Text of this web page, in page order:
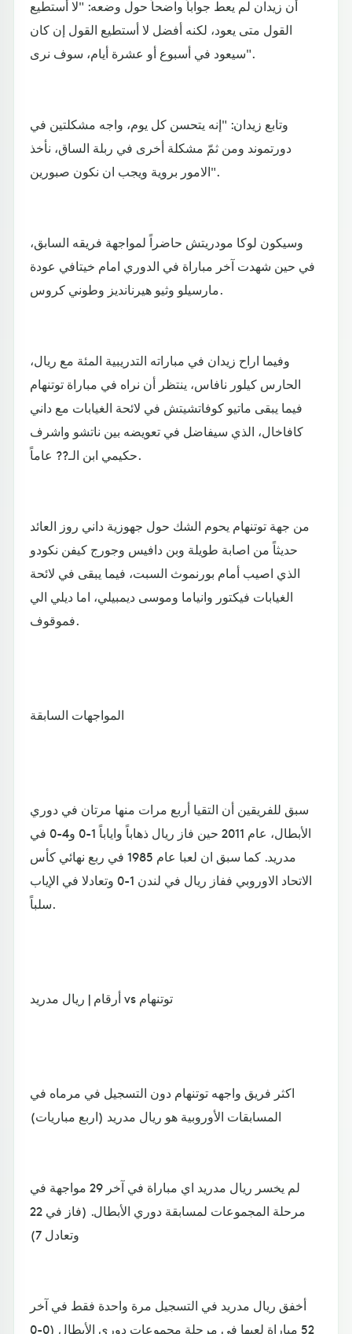
أن زيدان لم يعط جواباً واضحاً حول وضعه: "لا أستطيع
القول متى يعود، لكنه أفضل لا أستطيع القول إن كان
سيعود في أسبوع أو عشرة أيام، سوف نرى".
وتابع زيدان: "إنه يتحسن كل يوم، واجه مشكلتين في
دورتموند ومن ثمّ مشكلة أخرى في ربلة الساق، نأخذ
الامور بروية ويجب ان نكون صبورين".
وسيكون لوكا مودريتش حاضراً لمواجهة فريقه السابق،
في حين شهدت آخر مباراة في الدوري امام خيتافي عودة
مارسيلو وثيو هيرنانديز وطوني كروس.
وفيما اراح زيدان في مباراته التدريبية المئة مع ريال،
الحارس كيلور نافاس، ينتظر أن نراه في مباراة توتنهام
فيما يبقى ماتيو كوفاتشيتش في لائحة الغيابات مع داني
كافاخال، الذي سيفاضل في تعويضه بين ناتشو واشرف
حكيمي ابن الـ?? عاماً.
من جهة توتنهام يحوم الشك حول جهوزية داني روز العائد
حديثاً من اصابة طويلة وبن دافيس وجورج كيفن نكودو
الذي اصيب أمام بورنموث السبت، فيما يبقى في لائحة
الغيابات فيكتور وانياما وموسى ديمبيلي، اما ديلي الي
فموقوف.
المواجهات السابقة
سبق للفريقين أن التقيا أربع مرات منها مرتان في دوري
الأبطال، عام 2011 حين فاز ريال ذهاباً واياباً 1-0 و4-0 في
مدريد. كما سبق ان لعبا عام 1985 في ربع نهائي كأس
الاتحاد الاوروبي ففاز ريال في لندن 1-0 وتعادلا في الإياب
سلباً.
أرقام | ريال مدريد vs توتنهام
اكثر فريق واجهه توتنهام دون التسجيل في مرماه في
المسابقات الأوروبية هو ريال مدريد (اربع مباريات)
لم يخسر ريال مدريد اي مباراة في آخر 29 مواجهة في
مرحلة المجموعات لمسابقة دوري الأبطال. (فاز في 22
وتعادل 7)
أخفق ريال مدريد في التسجيل مرة واحدة فقط في آخر
52 مباراة لعبها في مرحلة مجموعات دوري الأبطال (0-0